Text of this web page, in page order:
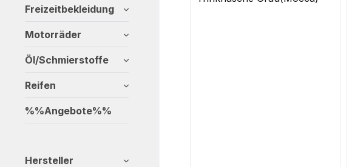
Freizeitbekleidung
Motorräder
Öl/Schmierstoffe
Reifen
%%Angebote%%
Hersteller